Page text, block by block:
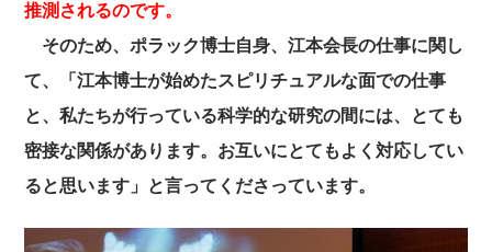
推測されるのです。
そのため、ポラック博士自身、江本会長の仕事に関し
て、「江本博士が始めたスピリチュアルな面での仕事
と、私たちが行っている科学的な研究の間には、とても
密接な関係があります。お互いにとてもよく対応してい
ると思います」と言ってくださっています。